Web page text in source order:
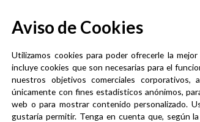
Espiga
Productos
Aviso de Cookies
Utilizamos cookies para poder ofrecerle la
incluye cookies que son necesarias para el
nuestros objetivos comerciales
únicamente con fines estadísticos anónimos,
web o para mostrar contenido personalizado.
gustaría permitir. Tenga en cuenta que, según